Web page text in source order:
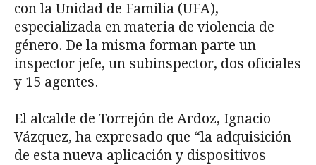
con la Unidad de Familia (UFA),
especializada en materia de violencia de
género. De la misma forman parte un
inspector jefe, un subinspector, dos oficiales
y 15 agentes.
El alcalde de Torrejón de Ardoz, Ignacio
Vázquez, ha expresado que “la adquisición
de esta nueva aplicación y dispositivos